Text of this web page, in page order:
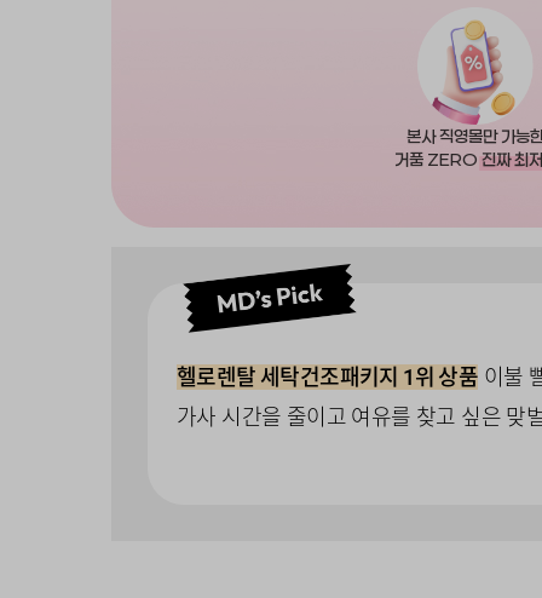
본사 직영몰만 가능
거품 ZERO 진짜 최
헬로렌탈 세탁건조패키지 1위 상품 이불
가사 시간을 줄이고 여유를 찾고 싶은 맞